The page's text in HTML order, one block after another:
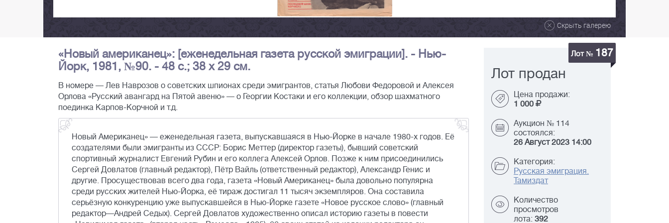
Скрыть галерею
«Новый американец»: [еженедельная газета русской эмиграции]. - Нью-
Йорк, 1981, №90. - 48 с.; 38 x 29 см.
В номере — Лев Наврозов о советских шпионах среди эмигрантов, статья Любови Федоровой и Алексея
Орлова «Русский авангард на Пятой авеню» — о Георгии Костаки и его коллекции, обзор шахматного
поединка Карпов-Корчной и т.д.
Новый Американец» — еженедельная газета, выпускавшаяся в Нью-Йорке в начале 1980-х годов. Её
создателями были эмигранты из СССР: Борис Меттер (директор газеты), бывший советский
спортивный журналист Евгений Рубин и его коллега Алексей Орлов. Позже к ним присоединились
Сергей Довлатов (главный редактор), Пётр Вайль (ответственный редактор), Александр Генис и
другие. Просуществовав всего два года, газета «Новый Американец» была довольно популярна
среди русских жителей Нью-Йорка, её тираж достигал 11 тысяч экземпляров. Она составила
серьёзную конкуренцию уже выпускавшейся в Нью-Йорке газете «Новое русское слово» (главный
редактор—Андрей Седых). Сергей Довлатов художественно описал историю газеты в повести
Лот № 187
Лот продан
Цена продажи:
1 000
Аукцион № 114
состоялся:
26 Август 2023 14:00
Категория:
Русская эмиграция.
Тамиздат
Количество
просмотров
лота: 392